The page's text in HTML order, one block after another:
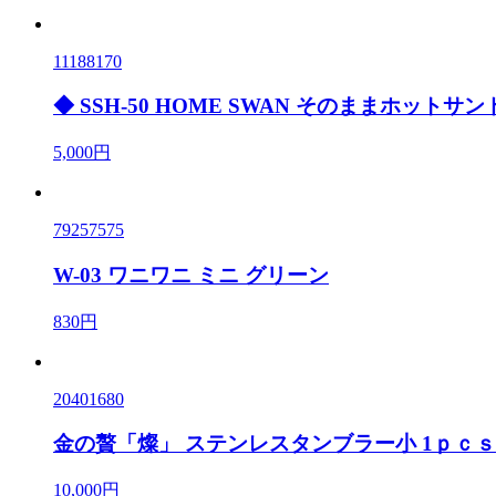
11188170
◆ SSH-50 HOME SWAN そのままホットサン
5,000円
79257575
W-03 ワニワニ ミニ グリーン
830円
20401680
金の贅「燦」 ステンレスタンブラー小 1ｐｃｓ
10,000円